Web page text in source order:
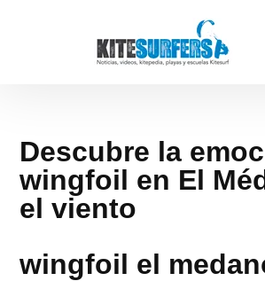
Descubre la
wingfoil en El
el viento
wingfoil el